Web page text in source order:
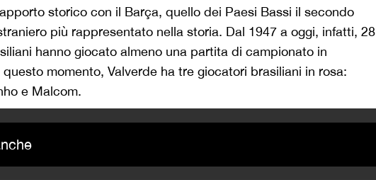
storico con il Barça, quello dei Paesi Bassi il secondo
più rappresentato nella storia. Dal 1947 a oggi, infatti, 28
hanno giocato almeno una partita di campionato in
momento, Valverde ha tre giocatori brasiliani in rosa:
e Malcom.